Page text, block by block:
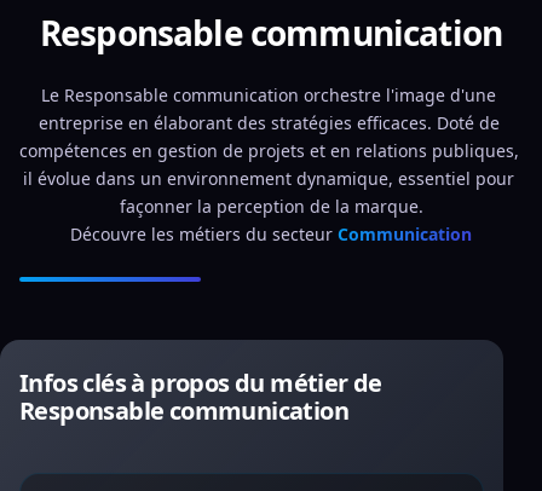
Responsable communication
Le Responsable communication orchestre l'image d'une
entreprise en élaborant des stratégies efficaces. Doté de
compétences en gestion de projets et en relations publiques,
il évolue dans un environnement dynamique, essentiel pour
façonner la perception de la marque.
Découvre les métiers du secteur Communication
Infos clés à propos du métier de
Responsable communication